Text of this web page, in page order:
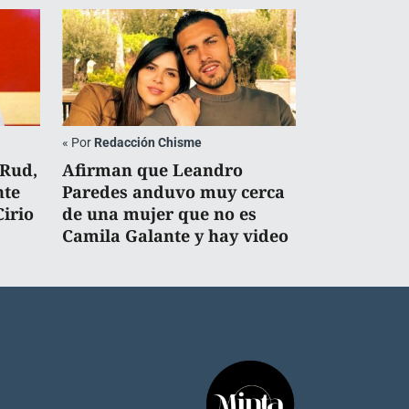
« Por Redacción Chisme
Afirman que Leandro
Paredes anduvo muy cerca
de una mujer que no es
Camila Galante y hay video